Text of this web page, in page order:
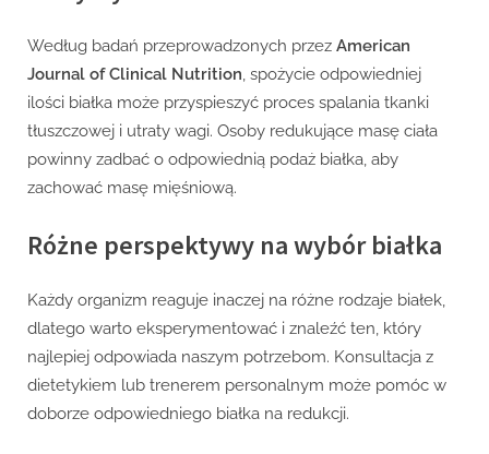
Według badań przeprowadzonych przez American
Journal of Clinical Nutrition , spożycie odpowiedniej
ilości białka może przyspieszyć proces spalania tkanki
tłuszczowej i utraty wagi. Osoby redukujące masę ciała
powinny zadbać o odpowiednią podaż białka, aby
zachować masę mięśniową.
Różne perspektywy na wybór białka
Każdy organizm reaguje inaczej na różne rodzaje białek,
dlatego warto eksperymentować i znaleźć ten, który
najlepiej odpowiada naszym potrzebom. Konsultacja z
dietetykiem lub trenerem personalnym może pomóc w
doborze odpowiedniego białka na redukcji.